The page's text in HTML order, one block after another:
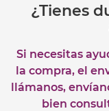
¿Tienes
Si necesitas
la compra, el
llámanos,
bien